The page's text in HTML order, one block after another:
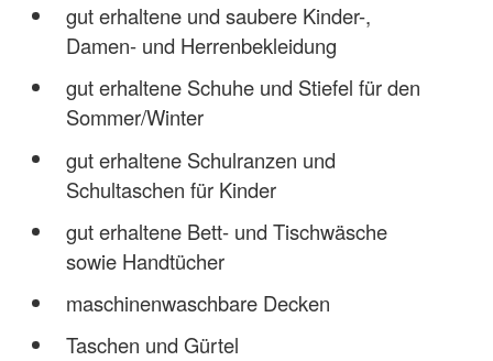
gut erhaltene und saubere Kinder-,
Damen- und Herrenbekleidung
gut erhaltene Schuhe und Stiefel für den
Sommer/Winter
gut erhaltene Schulranzen und
Schultaschen für Kinder
gut erhaltene Bett- und Tischwäsche
sowie Handtücher
maschinenwaschbare Decken
Taschen und Gürtel